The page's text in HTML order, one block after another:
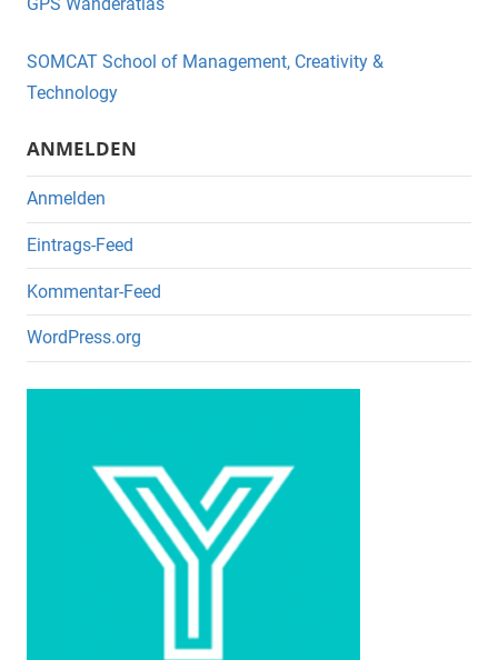
o
o
k
SOMCAT School of Management, Creativity &
Technology
ANMELDEN
Anmelden
Eintrags-Feed
Kommentar-Feed
WordPress.org